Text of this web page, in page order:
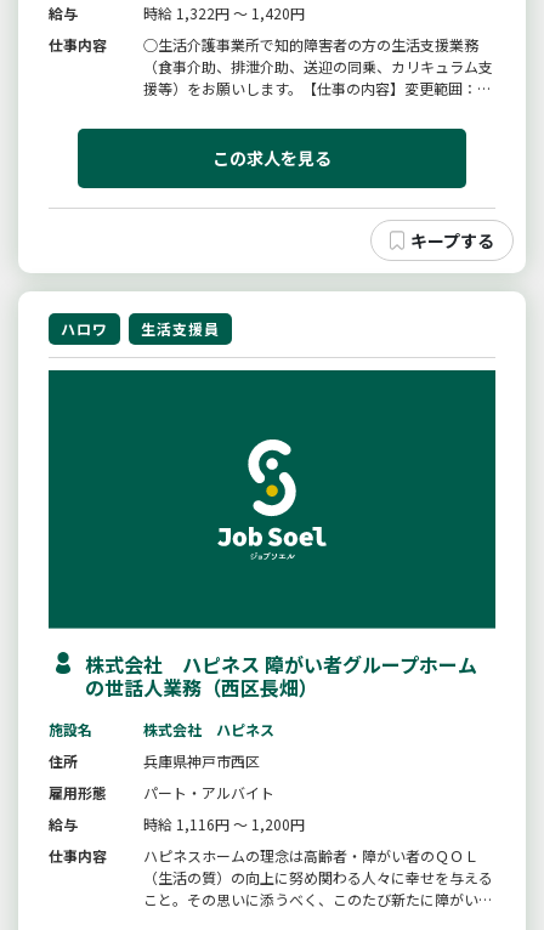
給与
時給 1,322円 ～ 1,420円
仕事内容
○生活介護事業所で知的障害者の方の生活支援業務
（食事介助、排泄介助、送迎の同乗、カリキュラム支
援等）をお願いします。【仕事の内容】変更範囲：会
この求人を見る
ハロワ 生活支援員
株式会社 ハピネス 障がい者グループホーム
の世話人業務（西区長畑）
施設名
株式会社 ハピネス
住所
兵庫県神戸市西区
雇用形態
パート・アルバイト
給与
時給 1,116円 ～ 1,200円
仕事内容
ハピネスホームの理念は高齢者・障がい者のＱＯＬ
（生活の質）の向上に努め関わる人々に幸せを与える
こと。その思いに添うべく、このたび新たに障がい者